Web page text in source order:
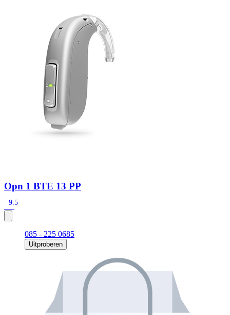
Signia hoortoestellen
Signia Pure BCT IX
Audio Service R LI 7
Hoortoestelbatterijen
Onderhoudsartikelen
Signia Active Mini IX - Oplaadbaar
De Signia Active Mini IX is het nieuwste hoortoestel van Signia.
Opn 1 BTE 13 PP
9.5
085 - 225 0685
Uitproberen